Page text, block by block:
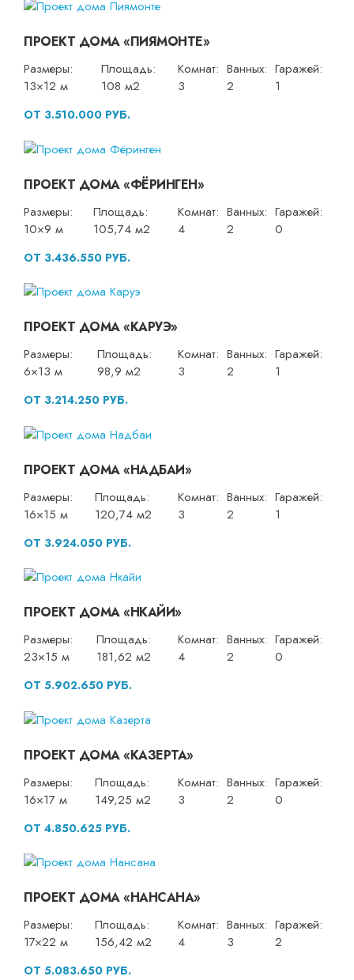
ПРОЕКТ ДОМА «ПИЯМОНТЕ»
Размеры:
13×12 м
Площадь:
108 м2
Комнат:
3
Ванных:
2
Гаражей:
1
ОТ 3.510.000 РУБ.
ПРОЕКТ ДОМА «ФЁРИНГЕН»
Размеры:
10×9 м
Площадь:
105,74 м2
Комнат:
4
Ванных:
2
Гаражей:
0
ОТ 3.436.550 РУБ.
ПРОЕКТ ДОМА «КАРУЭ»
Размеры:
6×13 м
Площадь:
98,9 м2
Комнат:
3
Ванных:
2
Гаражей:
1
ОТ 3.214.250 РУБ.
ПРОЕКТ ДОМА «НАДБАИ»
Размеры:
16×15 м
Площадь:
120,74 м2
Комнат:
3
Ванных:
2
Гаражей:
1
ОТ 3.924.050 РУБ.
ПРОЕКТ ДОМА «НКАЙИ»
Размеры:
23×15 м
Площадь:
181,62 м2
Комнат:
4
Ванных:
2
Гаражей:
0
ОТ 5.902.650 РУБ.
ПРОЕКТ ДОМА «КАЗЕРТА»
Размеры:
16×17 м
Площадь:
149,25 м2
Комнат:
3
Ванных:
2
Гаражей:
0
ОТ 4.850.625 РУБ.
ПРОЕКТ ДОМА «НАНСАНА»
Размеры:
17×22 м
Площадь:
156,42 м2
Комнат:
4
Ванных:
3
Гаражей:
2
ОТ 5.083.650 РУБ.